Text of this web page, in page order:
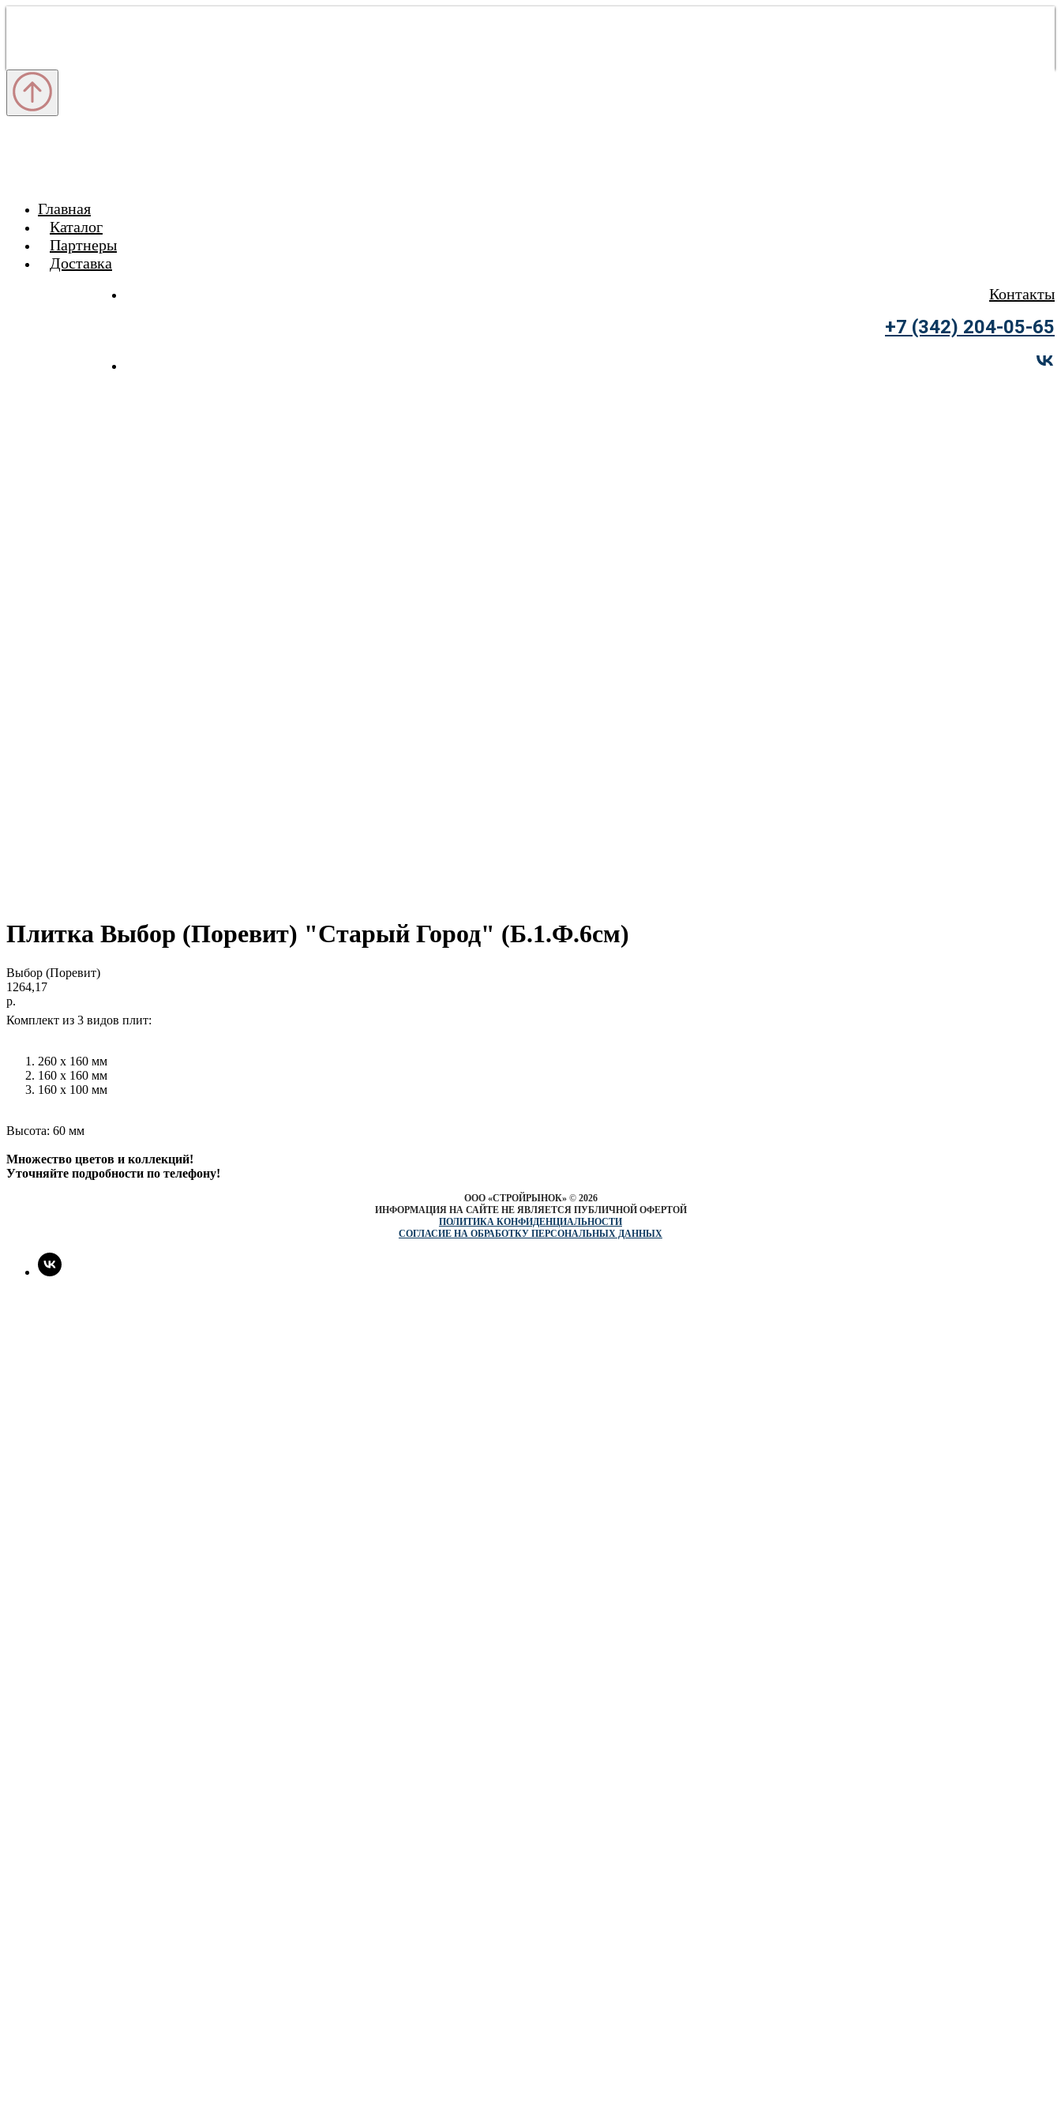
Главная
Каталог
Партнеры
Доставка
Контакты
+7 (342) 204-05-65
Плитка Выбор (Поревит) "Старый Город" (Б.1.Ф.6см)
Выбор (Поревит)
1264,17
р.
Комплект из 3 видов плит:
260 х 160 мм
160 х 160 мм
160 х 100 мм
Высота: 60 мм
Множество цветов и коллекций!
Уточняйте подробности по телефону!
ООО «СТРОЙРЫНОК» © 2026
ИНФОРМАЦИЯ НА САЙТЕ НЕ ЯВЛЯЕТСЯ ПУБЛИЧНОЙ ОФЕРТОЙ
ПОЛИТИКА КОНФИДЕНЦИАЛЬНОСТИ
СОГЛАСИЕ НА ОБРАБОТКУ ПЕРСОНАЛЬНЫХ ДАННЫХ